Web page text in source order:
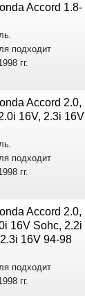
Accord 1.8-
подходит
гг.
Accord 2.0,
16V, 2.3i 16V
подходит
гг.
Accord 2.0,
16V Sohc, 2.2i
16V 94-98
подходит
гг.